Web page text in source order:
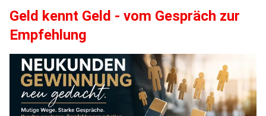
Geld kennt Geld - vom Gespräch zur
Empfehlung